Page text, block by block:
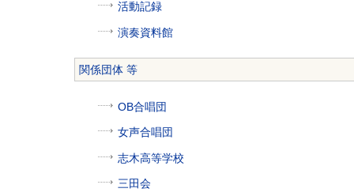
活動記録
演奏資料館
関係団体 等
OB合唱団
女声合唱団
志木高等学校
三田会